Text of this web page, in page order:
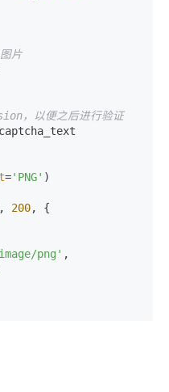
片
，以便之后进行验证
='PNG' )
200, {
png' ,